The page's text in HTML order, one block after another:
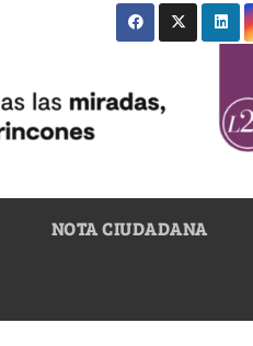
NOTA CIUDADANA